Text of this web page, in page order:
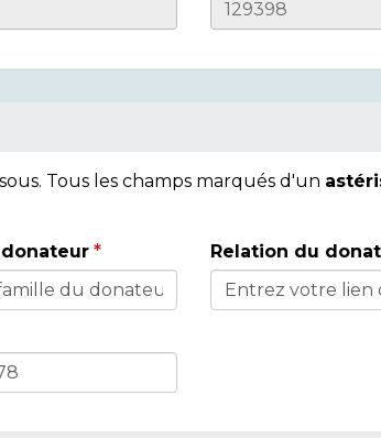
Tous les champs marqués d'un
Relation du